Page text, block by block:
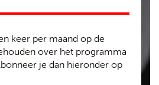
keer per maand op de
over het programma
je dan hieronder op